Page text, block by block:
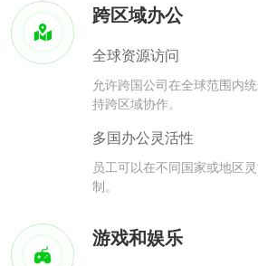
跨区域办公
全球资源访问
允许跨国公司在全球范围内
持跨区域协作。
多国办公灵活性
员工可以在不同国家或地区
制。
游戏和娱乐